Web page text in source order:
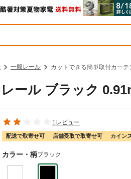
一般レール カットできる簡単取付カー
ール ブラック
1レビュー
配送で取寄せ可 店舗受取で取寄せ可 カイン
カラー・柄ブラック